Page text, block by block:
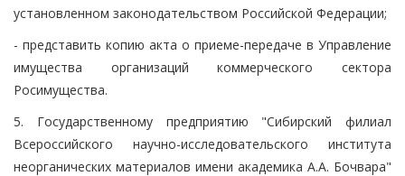
установленном законодательством Российской Федерации;
- представить копию акта о приеме-передаче в Управление
имущества организаций коммерческого сектора
Росимущества.
5. Государственному предприятию "Сибирский филиал
Всероссийского научно-исследовательского института
неорганических материалов имени академика А.А. Бочвара"